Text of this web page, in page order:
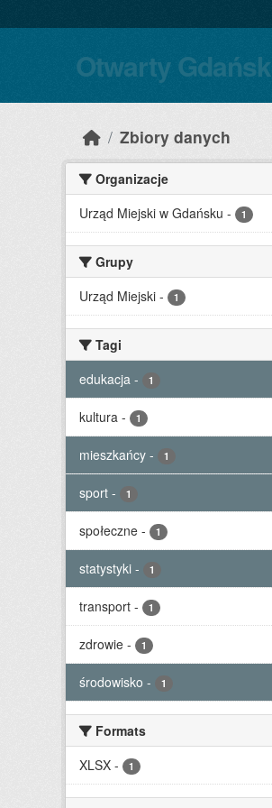
Otwarty Gdańsk
Zbiory danych
Organizacje
Urząd Miejski w Gdańsku - 1
Grupy
Urząd Miejski - 1
Tagi
edukacja - 1
kultura - 1
mieszkańcy - 1
sport - 1
społeczne - 1
statystyki - 1
transport - 1
zdrowie - 1
środowisko - 1
Formats
XLSX - 1